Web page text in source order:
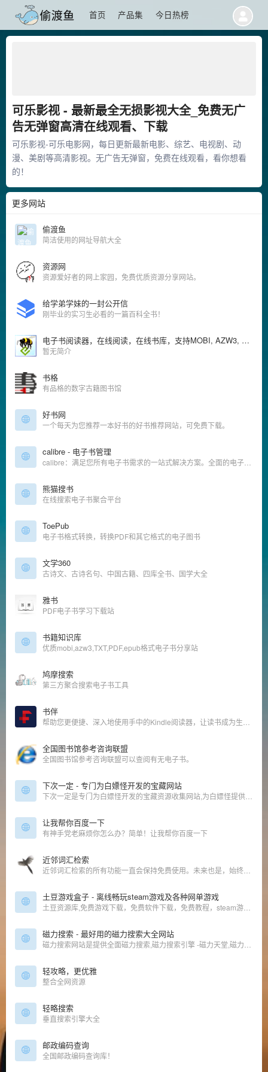
首页 产品集 今日热榜
可乐影视 - 最新最全无损影视大全_免费无广
告无弹窗高清在线观看、下载
可乐影视-可乐电影网，每日更新最新电影、综艺、电视剧、动
漫、美剧等高清影视。无广告无弹窗，免费在线观看，看你想看
的！
更多网站
偷渡鱼
简洁使用的网址导航大全
资源网
资源爱好者的网上家园，免费优质资源分享网站。
给学弟学妹的一封公开信
刚毕业的实习生必看的一篇百科全书！
电子书阅读器，在线阅读，在线书库，支持MOBI, AZW3, EPUB, TXT, PRC等
暂无简介
书格
有品格的数字古籍图书馆
好书网
一个每天为您推荐一本好书的好书推荐网站，可免费下载。
calibre - 电子书管理
熊猫搜书
在线搜索电子书聚合平台
ToePub
电子书格式转换，转换PDF和其它格式的电子图书
文学360
古诗文、古诗名句、中国古籍、四库全书、国学大全
雅书
PDF电子书学习下载站
书籍知识库
优质mobi,azw3,TXT,PDF,epub格式电子书分享站
鸠摩搜索
第三方聚合搜索电子书工具
书伴
全国图书馆参考咨询联盟
全国图书馆参考咨询联盟可以查阅有无电子书。
下次一定 - 专门为白嫖怪开发的宝藏网站
让我帮你百度一下
有神手党老麻烦你怎么办？简单！让我帮你百度一下
近邻词汇检索
土豆游戏盒子 - 离线畅玩steam游戏及各种网单游戏
磁力搜索 - 最好用的磁力搜索大全网站
轻攻略，更优雅
整合全网资源
轻略搜索
垂直搜索引擎大全
邮政编码查询
全国邮政编码查询库！